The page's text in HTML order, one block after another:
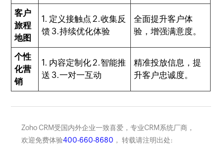
客户
旅程
地图
1. 定义接触点 2.收集反
馈 3.持续优化体验
全面提升客户体
验，增强满意度。
个性
化营
销
1. 内容定制化 2.智能推
送 3.一对一互动
精准投放信息，提
升客户忠诚度。
Zoho CRM受国内外企业一致喜爱，专业CRM系统厂商，
欢迎免费体验400-660-8680 ， 转载请注明出处: